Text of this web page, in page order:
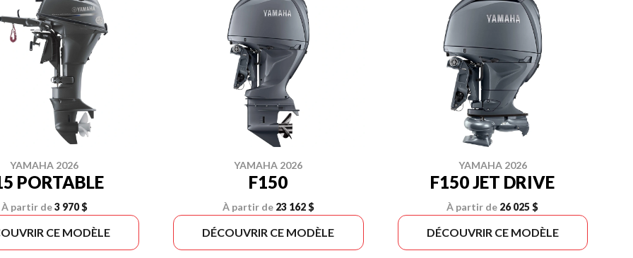
YAMAHA 2026
PORTABLE
À partir de3 970 $
CE MODÈLE
YAMAHA 2026
F150
À partir de 23 162 $
DÉCOUVRIR CE MODÈLE
YAMAHA 2026
F150 JET DRIVE
À partir de 26 025 $
DÉCOUVRIR CE MODÈLE